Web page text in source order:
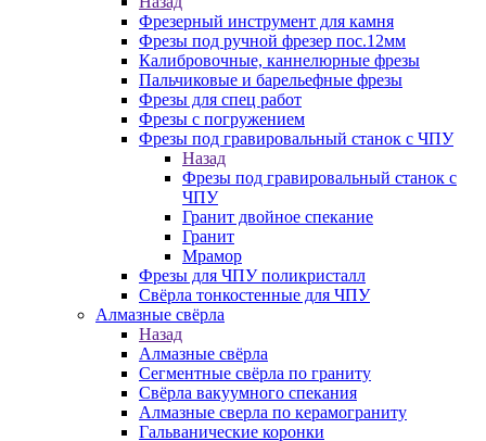
Фрезерный инструмент для камня
Фрезы под ручной фрезер пос.12мм
Калибровочные, каннелюрные фрезы
Пальчиковые и барельефные фрезы
Фрезы для спец работ
Фрезы с погружением
Фрезы под гравировальный станок с ЧПУ
Назад
Фрезы под гравировальный станок с
ЧПУ
Гранит двойное спекание
Гранит
Мрамор
Фрезы для ЧПУ поликристалл
Свёрла тонкостенные для ЧПУ
Алмазные свёрла
Назад
Алмазные свёрла
Сегментные свёрла по граниту
Свёрла вакуумного спекания
Алмазные сверла по керамограниту
Гальванические коронки